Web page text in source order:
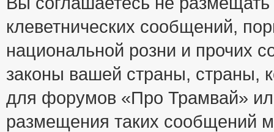
клеветнических сообщений,
национальной розни и прочих
законы вашей страны, страны,
для форумов «Про Трамвай»
размещения таких сообщений